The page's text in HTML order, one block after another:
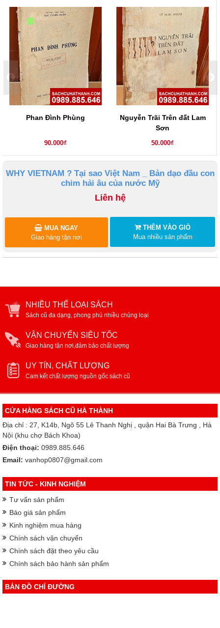
Phan Đình Phùng
90.000₫
Nguyễn Trãi Trên đất Lam
Sơn
50.000₫
WHY VIETNAM ? Tại sao Việt Nam _ Bản dạo đầu con
chim hải âu của nước Mỹ
Liên hệ
THÊM VÀO GIỎ
Mua nhiều sản phẩm
MUA NGAY
Giao hàng tận nơi
NHIỀU THỂ LOẠI SÁCH
Sách cũ đa dạng, phong phú nhiều chủng loại
VẬN CHUYỂN SIÊU TỐC
Giao hàng tận nơi,đảm bảo chất lượng
UY TÍN, CHẤT LƯỢNG
Cam kết chất lượng nguồn gốc sách cũ
CỬA HÀNG SÁCH CŨ HÀ THÀNH
Địa chỉ : 27, K14b, Ngõ 55 Lê Thanh Nghị , quận Hai Bà Trưng , Hà
Nội (khu chợ Bách Khoa)
Điện thoại: 0989.885.646
Email: vanhop0807@gmail.com
TIN TỨC - KINH NGHIỆM
Tư vấn sản phẩm
Báo giá sản phẩm
Kinh nghiệm mua hàng
Chính sách vận chuyển
Chính sách đặt theo yêu cầu
Chính sách bảo hành sản phẩm
BẢN ĐỒ CHỈ ĐƯỜNG